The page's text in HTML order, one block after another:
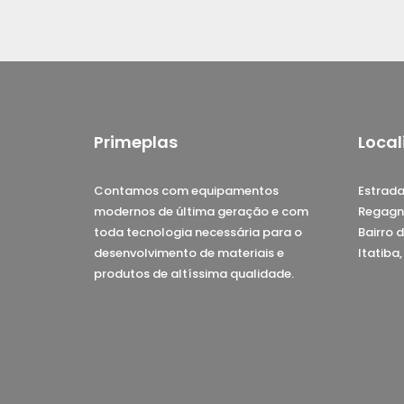
Primeplas
Contamos com equipamentos
modernos de última geração e com
toda tecnologia necessária para o
desenvolvimento de materiais e
produtos de altíssima qualidade.
Bairro
Itatiba,